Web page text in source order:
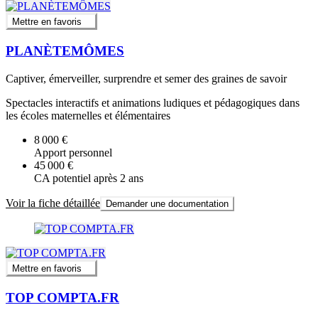
Mettre en favoris
PLANÈTEMÔMES
Captiver, émerveiller, surprendre et semer des graines de savoir
Spectacles interactifs et animations ludiques et pédagogiques dans
les écoles maternelles et élémentaires
8 000 €
Apport personnel
45 000 €
CA potentiel après 2 ans
Voir la fiche détaillée Demander une documentation
Mettre en favoris
TOP COMPTA.FR